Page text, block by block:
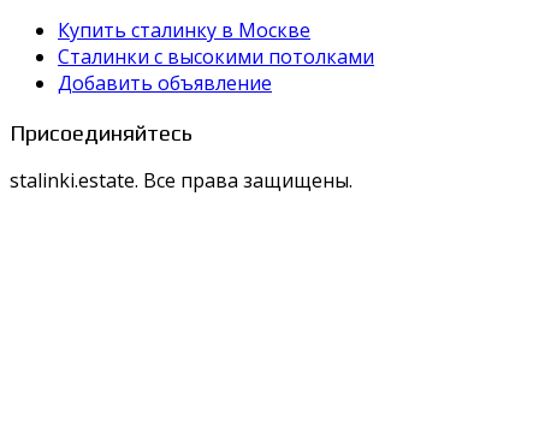
Купить сталинку в Москве
Cталинки с высокими потолками
Добавить объявление
Присоединяйтесь
stalinki.estate. Все права защищены.